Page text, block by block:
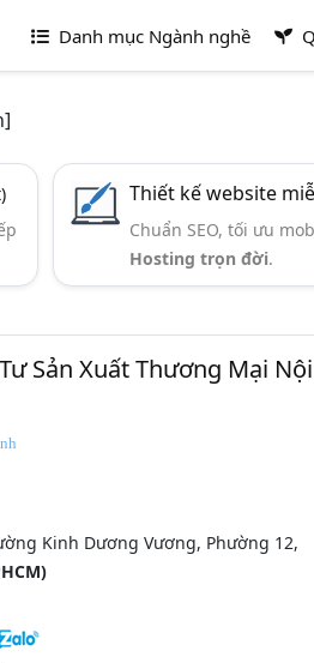
Danh mục Ngành nghề
Thiết kế website
Chuẩn SEO, tối ưu
Hosting trọn đời.
Sản Xuất Thương Mại Nội
Kinh Dương Vương, Phường 12,